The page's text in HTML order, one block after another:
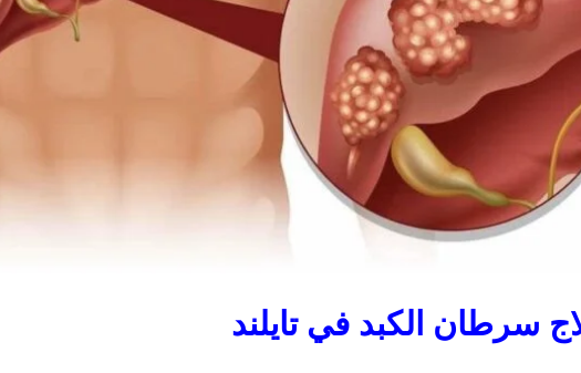
سرطان الكبد في تايلند